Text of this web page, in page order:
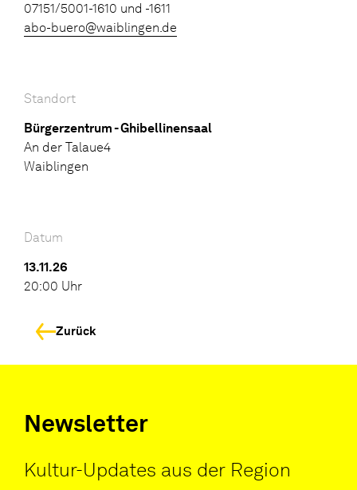
07151/5001-1610 und -1611
abo-buero@waiblingen.de
Standort
Bürgerzentrum - Ghibellinensaal
An der Talaue4
Waiblingen
Datum
13.11.26
20:00 Uhr
Zurück
Newsletter
Kultur-Updates aus der Region